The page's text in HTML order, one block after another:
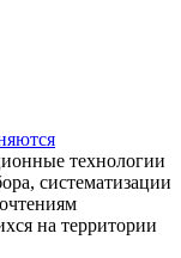
технологии
систематизации
на территории